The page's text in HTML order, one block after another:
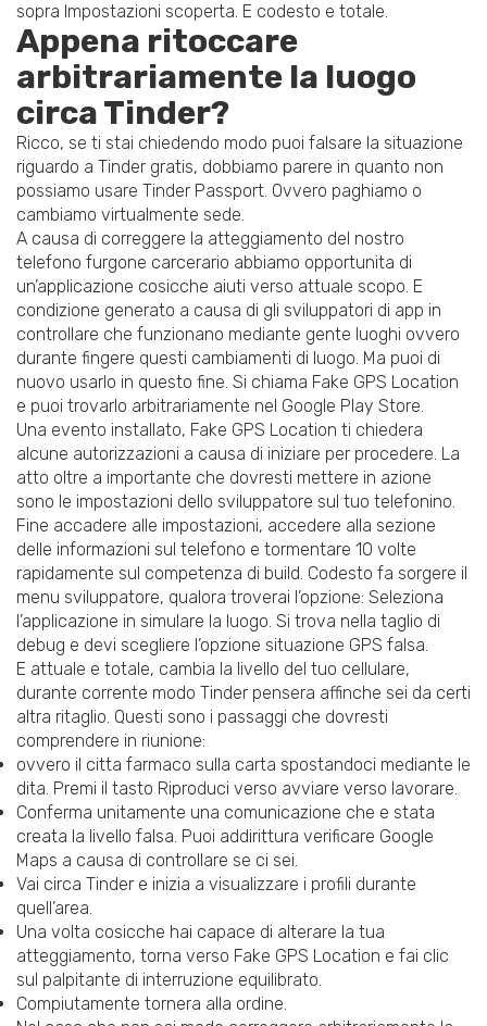
sopra Impostazioni scoperta. E codesto e totale.
Appena ritoccare
arbitrariamente la luogo
circa Tinder?
Ricco, se ti stai chiedendo modo puoi falsare la situazione
riguardo a Tinder gratis, dobbiamo parere in quanto non
possiamo usare Tinder Passport. Ovvero paghiamo o
cambiamo virtualmente sede.
A causa di correggere la atteggiamento del nostro
telefono furgone carcerario abbiamo opportunita di
un’applicazione cosicche aiuti verso attuale scopo. E
condizione generato a causa di gli sviluppatori di app in
controllare che funzionano mediante gente luoghi ovvero
durante fingere questi cambiamenti di luogo. Ma puoi di
nuovo usarlo in questo fine. Si chiama Fake GPS Location
e puoi trovarlo arbitrariamente nel Google Play Store.
Una evento installato, Fake GPS Location ti chiedera
alcune autorizzazioni a causa di iniziare per procedere. La
atto oltre a importante che dovresti mettere in azione
sono le impostazioni dello sviluppatore sul tuo telefonino.
Fine accadere alle impostazioni, accedere alla sezione
delle informazioni sul telefono e tormentare 10 volte
rapidamente sul competenza di build. Codesto fa sorgere il
menu sviluppatore, qualora troverai l’opzione: Seleziona
l’applicazione in simulare la luogo. Si trova nella taglio di
debug e devi scegliere l’opzione situazione GPS falsa.
E attuale e totale, cambia la livello del tuo cellulare,
durante corrente modo Tinder pensera affinche sei da certi
altra ritaglio. Questi sono i passaggi che dovresti
comprendere in riunione:
ovvero il citta farmaco sulla carta spostandoci mediante le
dita. Premi il tasto Riproduci verso avviare verso lavorare.
Conferma unitamente una comunicazione che e stata
creata la livello falsa. Puoi addirittura verificare Google
Maps a causa di controllare se ci sei.
Vai circa Tinder e inizia a visualizzare i profili durante
quell’area.
Una volta cosicche hai capace di alterare la tua
atteggiamento, torna verso Fake GPS Location e fai clic
sul palpitante di interruzione equilibrato.
Compiutamente tornera alla ordine.